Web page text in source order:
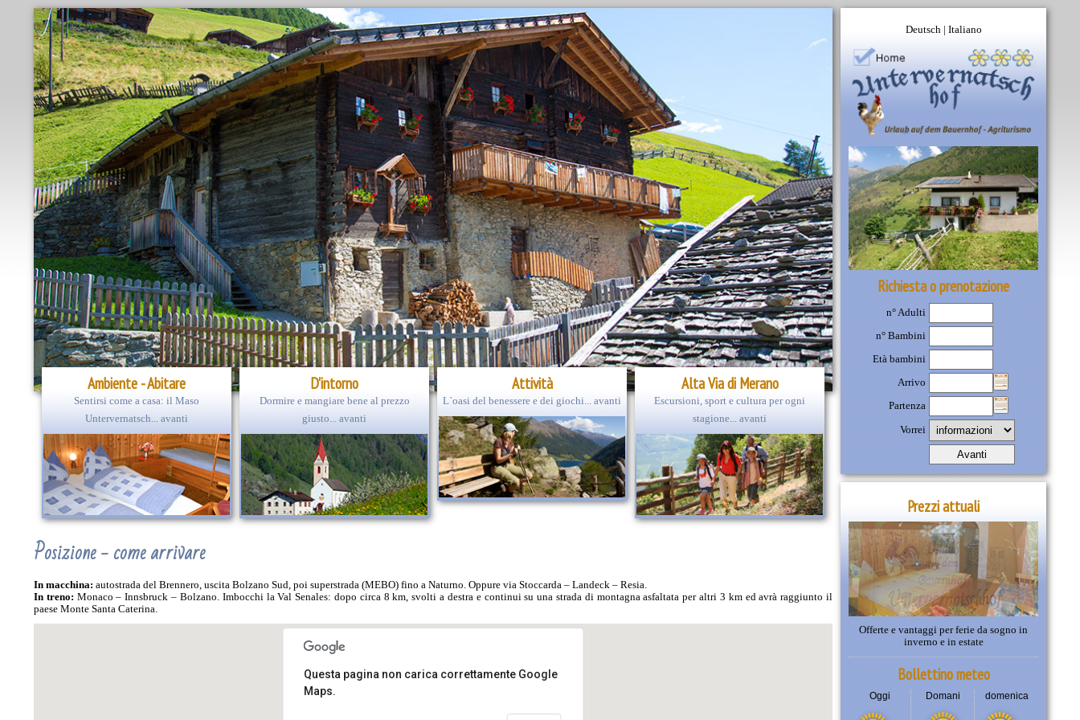
Ambiente - Abitare
Sentirsi come a casa: il Maso
Untervernatsch... avanti
D'intorno
Dormire e mangiare bene al prezzo
giusto... avanti
Attività
L`oasi del benessere e dei giochi... avanti
Alta Via di Merano
Escursioni, sport e cultura per ogni
stagione... avanti
Deutsch Italiano
Richiesta o prenotazione
n° Adulti
n° Bambini
Età bambini
Arrivo
Partenza
Vorrei
Prezzi attuali
Offerte e vantaggi per ferie da sogno in
inverno e in estate
Bollettino meteo
Oggi Domani domenica
Posizione - come arrivare
In macchina: autostrada del Brennero, uscita Bolzano Sud, poi superstrada (MEBO) fino a Naturno. Oppure via Stoccarda – Landeck – Resia.
In treno: Monaco – Innsbruck – Bolzano. Imbocchi la Val Senales: dopo circa 8 km, svolti a destra e continui su una strada di montagna asfaltata per altri 3 km ed avrà raggiunto il
paese Monte Santa Caterina.
Questa pagina non carica correttamente Google
Maps.